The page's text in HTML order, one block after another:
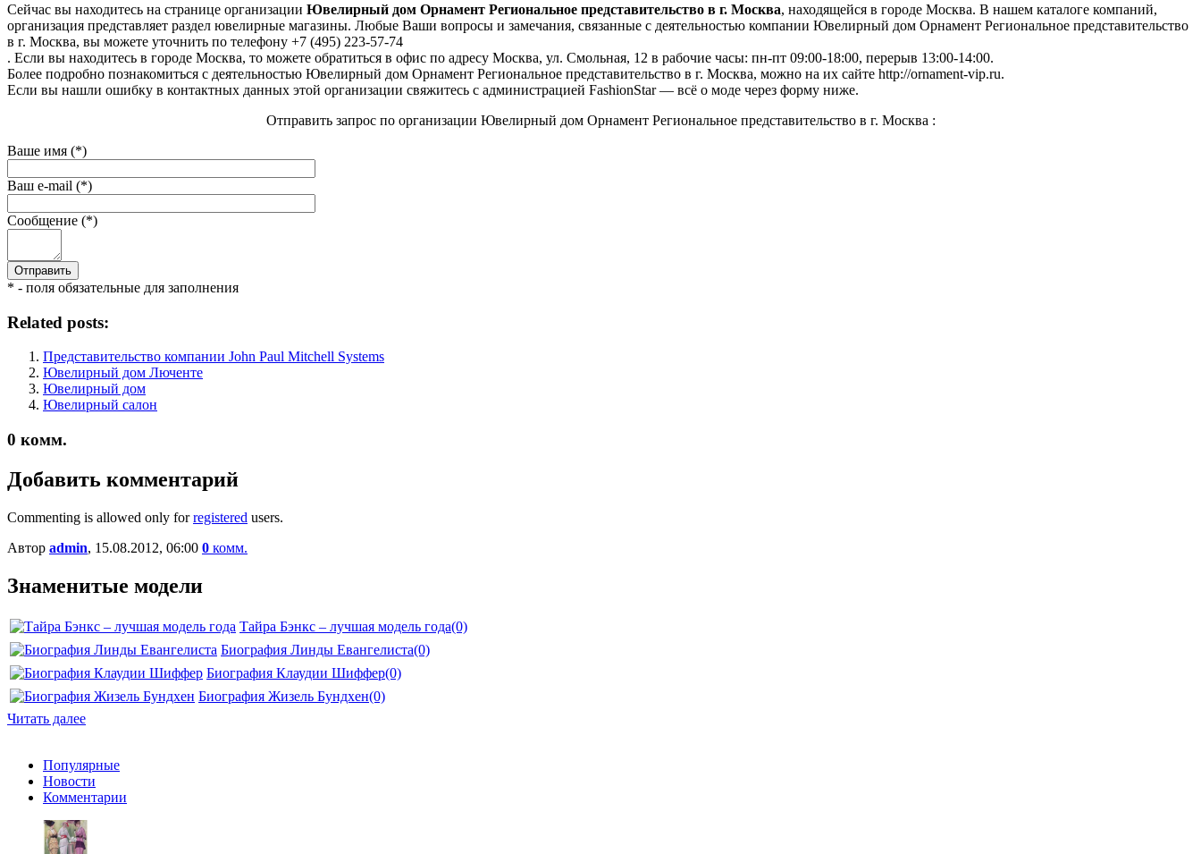
Сейчас вы находитесь на странице организации Ювелирный дом Орнамент Региональное представительство в г. Москва, находящейся в городе Москва. В нашем каталоге компаний,
организация представляет раздел ювелирные магазины. Любые Ваши вопросы и замечания, связанные с деятельностью компании Ювелирный дом Орнамент Региональное представительство
в г. Москва, вы можете уточнить по телефону +7 (495) 223-57-74
. Если вы находитесь в городе Москва, то можете обратиться в офис по адресу Москва, ул. Смольная, 12 в рабочие часы: пн-пт 09:00-18:00, перерыв 13:00-14:00.
Более подробно познакомиться с деятельностью Ювелирный дом Орнамент Региональное представительство в г. Москва, можно на их сайте http://ornament-vip.ru.
Если вы нашли ошибку в контактных данных этой организации свяжитесь с администрацией FashionStar — всё о моде через форму ниже.
Отправить запрос по организации Ювелирный дом Орнамент Региональное представительство в г. Москва :
Ваше имя (*)
Ваш e-mail (*)
Сообщение (*)
* - поля обязательные для заполнения
Related posts:
Представительство компании John Paul Mitchell Systems
Ювелирный дом Люченте
Ювелирный дом
Ювелирный салон
0 комм.
Добавить комментарий
Commenting is allowed only forregistered users.
Автор admin, 15.08.2012, 06:00 0 комм.
Знаменитые модели
Тайра Бэнкс – лучшая модель года(0)
Биография Линды Евангелиста(0)
Биография Клаудии Шиффер(0)
Биография Жизель Бундхен(0)
Читать далее
Популярные
Новости
Комментарии